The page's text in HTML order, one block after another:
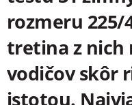
rozmeru 225/
tretina z nich
vodičov skôr
istotou.